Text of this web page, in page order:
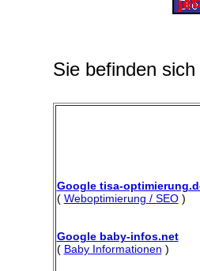
Sie befinden
Google tisa-
( Weboptimierung / SEO)
Google baby-infos.net
( Baby Informationen )